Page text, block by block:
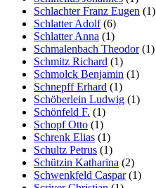
Schlachter Franz Eugen (1)
Schlatter Adolf(6)
Schlatter Anna (1)
Schmalenbach Theodor(1)
Schmitz Richard (1)
Schmolck Benjamin (1)
Schnepff Erhard (1)
Schöberlein Ludwig (1)
Schönfeld F. (1)
Schopf Otto (1)
Schrenk Elias (1)
Schultz Petrus (1)
Schützin Katharina (2)
Schwenkfeld Caspar(1)